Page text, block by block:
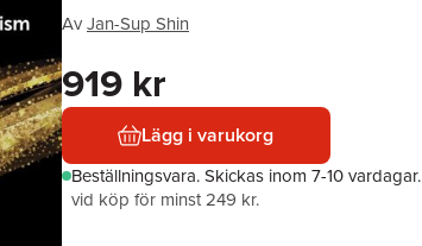
AvJan-Sup Shin
919 kr
Lägg i varukorg
Beställningsvara.Skickas inom 7-10 vardagar.
vid köp för minst 249 kr.